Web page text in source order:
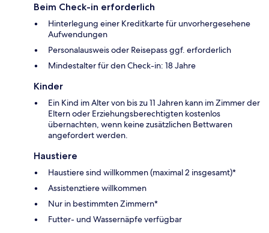
Beim Check-in erforderlich
Hinterlegung einer Kreditkarte für unvorhergesehene
Aufwendungen
Personalausweis oder Reisepass ggf. erforderlich
Mindestalter für den Check-in: 18 Jahre
Kinder
Ein Kind im Alter von bis zu 11 Jahren kann im Zimmer der
Eltern oder Erziehungsberechtigten kostenlos
übernachten, wenn keine zusätzlichen Bettwaren
angefordert werden.
Haustiere
Haustiere sind willkommen (maximal 2 insgesamt)*
Assistenztiere willkommen
Nur in bestimmten Zimmern*
Futter- und Wassernäpfe verfügbar